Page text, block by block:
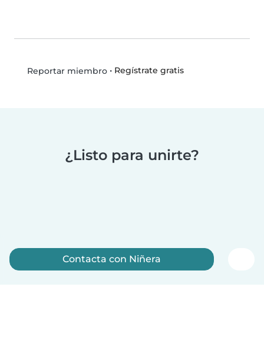
Reportar miembro• Regístrate gratis
¿Listo para unirte?
Contacta con Niñera